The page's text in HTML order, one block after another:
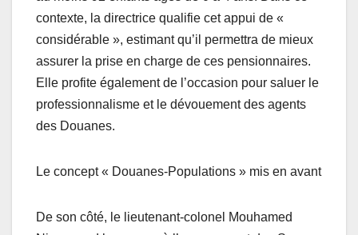
contexte, la directrice qualifie cet appui de «
considérable », estimant qu’il permettra de mieux
assurer la prise en charge de ces pensionnaires.
Elle profite également de l’occasion pour saluer le
professionnalisme et le dévouement des agents
des Douanes.
Le concept « Douanes-Populations » mis en avant
De son côté, le lieutenant-colonel Mouhamed